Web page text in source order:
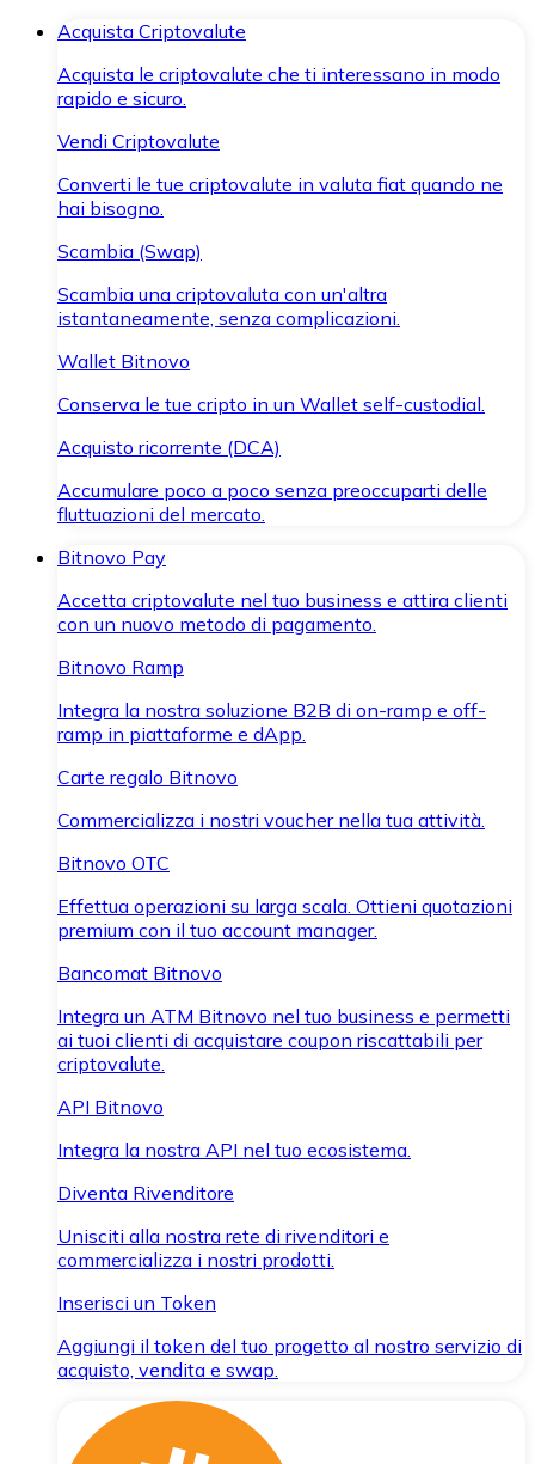
Acquista Criptovalute
Acquista le criptovalute che ti interessano in modo
rapido e sicuro.
Vendi Criptovalute
Converti le tue criptovalute in valuta fiat quando ne
hai bisogno.
Scambia (Swap)
Scambia una criptovaluta con un'altra
istantaneamente, senza complicazioni.
Wallet Bitnovo
Conserva le tue cripto in un Wallet self-custodial.
Acquisto ricorrente (DCA)
Accumulare poco a poco senza preoccuparti delle
fluttuazioni del mercato.
Bitnovo Pay
Accetta criptovalute nel tuo business e attira clienti
con un nuovo metodo di pagamento.
Bitnovo Ramp
Integra la nostra soluzione B2B di on-ramp e off-
ramp in piattaforme e dApp.
Carte regalo Bitnovo
Commercializza i nostri voucher nella tua attività.
Bitnovo OTC
Effettua operazioni su larga scala. Ottieni quotazioni
premium con il tuo account manager.
Bancomat Bitnovo
Integra un ATM Bitnovo nel tuo business e permetti
ai tuoi clienti di acquistare coupon riscattabili per
criptovalute.
API Bitnovo
Integra la nostra API nel tuo ecosistema.
Diventa Rivenditore
Unisciti alla nostra rete di rivenditori e
commercializza i nostri prodotti.
Inserisci un Token
Aggiungi il token del tuo progetto al nostro servizio di
acquisto, vendita e swap.